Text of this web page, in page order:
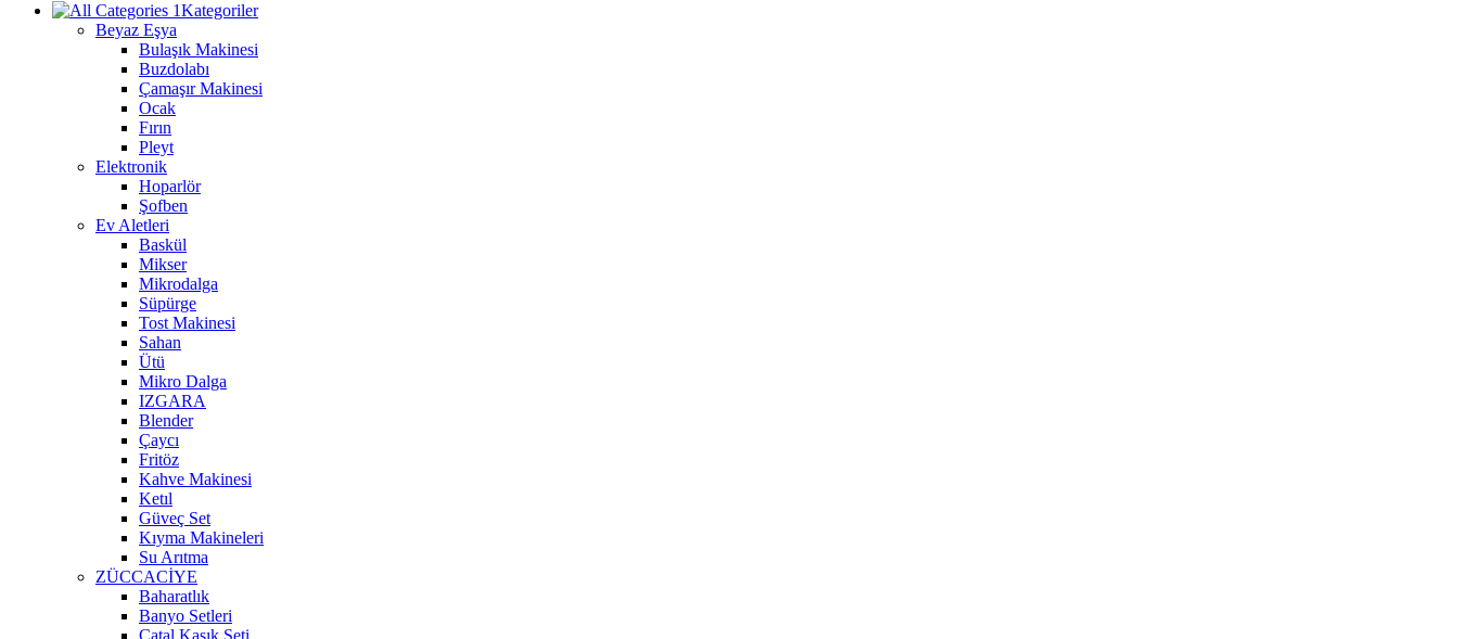
Kategoriler
Beyaz Eşya
Bulaşık Makinesi
Buzdolabı
Çamaşır Makinesi
Ocak
Fırın
Pleyt
Elektronik
Hoparlör
Şofben
Ev Aletleri
Baskül
Mikser
Mikrodalga
Süpürge
Tost Makinesi
Sahan
Ütü
Mikro Dalga
IZGARA
Blender
Çaycı
Fritöz
Kahve Makinesi
Ketıl
Güveç Set
Kıyma Makineleri
Su Arıtma
ZÜCCACİYE
Baharatlık
Banyo Setleri
Çatal Kaşık Seti